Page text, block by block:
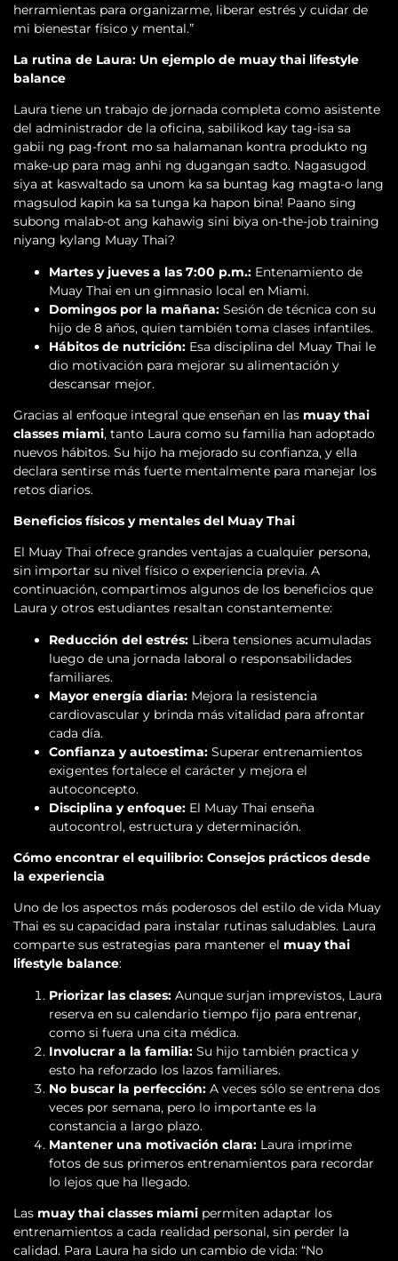
herramientas para organizarme, liberar estrés y cuidar de
mi bienestar físico y mental.”
La rutina de Laura: Un ejemplo de muay thai lifestyle
balance
Laura tiene un trabajo de jornada completa como asistente
del administrador de la oficina, sabilikod kay tag-isa sa
gabii ng pag-front mo sa halamanan kontra produkto ng
make-up para mag anhi ng dugangan sadto. Nagasugod
siya at kaswaltado sa unom ka sa buntag kag magta-o lang
magsulod kapin ka sa tunga ka hapon bina! Paano sing
subong malab-ot ang kahawig sini biya on-the-job training
niyang kylang Muay Thai?
Martes y jueves a las 7:00 p.m.: Entenamiento de
Muay Thai en un gimnasio local en Miami.
Domingos por la mañana: Sesión de técnica con su
hijo de 8 años, quien también toma clases infantiles.
Hábitos de nutrición: Esa disciplina del Muay Thai le
dio motivación para mejorar su alimentación y
descansar mejor.
Gracias al enfoque integral que enseñan en las muay thai
classes miami, tanto Laura como su familia han adoptado
nuevos hábitos. Su hijo ha mejorado su confianza, y ella
declara sentirse más fuerte mentalmente para manejar los
retos diarios.
Beneficios físicos y mentales del Muay Thai
El Muay Thai ofrece grandes ventajas a cualquier persona,
sin importar su nivel físico o experiencia previa. A
continuación, compartimos algunos de los beneficios que
Laura y otros estudiantes resaltan constantemente:
Reducción del estrés: Libera tensiones acumuladas
luego de una jornada laboral o responsabilidades
familiares.
Mayor energía diaria: Mejora la resistencia
cardiovascular y brinda más vitalidad para afrontar
cada día.
Confianza y autoestima: Superar entrenamientos
exigentes fortalece el carácter y mejora el
autoconcepto.
Disciplina y enfoque: El Muay Thai enseña
autocontrol, estructura y determinación.
Cómo encontrar el equilibrio: Consejos prácticos desde
la experiencia
Uno de los aspectos más poderosos del estilo de vida Muay
Thai es su capacidad para instalar rutinas saludables. Laura
comparte sus estrategias para mantener el muay thai
lifestyle balance:
Priorizar las clases: Aunque surjan imprevistos, Laura
reserva en su calendario tiempo fijo para entrenar,
como si fuera una cita médica.
Involucrar a la familia: Su hijo también practica y
esto ha reforzado los lazos familiares.
No buscar la perfección: A veces sólo se entrena dos
veces por semana, pero lo importante es la
constancia a largo plazo.
Mantener una motivación clara: Laura imprime
fotos de sus primeros entrenamientos para recordar
lo lejos que ha llegado.
Las muay thai classes miami permiten adaptar los
entrenamientos a cada realidad personal, sin perder la
calidad. Para Laura ha sido un cambio de vida: “No